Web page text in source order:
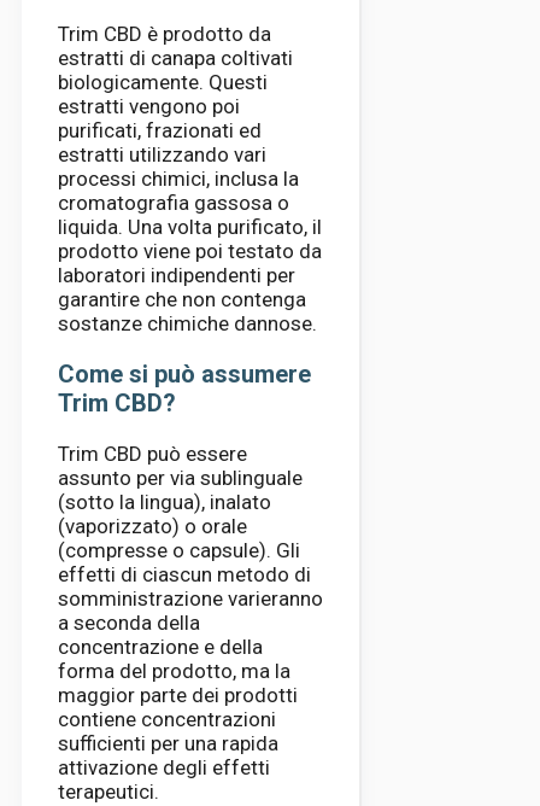
Trim CBD è prodotto da
estratti di canapa coltivati ​​
biologicamente. Questi
estratti vengono poi
purificati, frazionati ed
estratti utilizzando vari
processi chimici, inclusa la
cromatografia gassosa o
liquida. Una volta purificato, il
prodotto viene poi testato da
laboratori indipendenti per
garantire che non contenga
sostanze chimiche dannose.
Come si può assumere
Trim CBD?
Trim CBD può essere
assunto per via sublinguale
(sotto la lingua), inalato
(vaporizzato) o orale
(compresse o capsule). Gli
effetti di ciascun metodo di
somministrazione varieranno
a seconda della
concentrazione e della
forma del prodotto, ma la
maggior parte dei prodotti
contiene concentrazioni
sufficienti per una rapida
attivazione degli effetti
terapeutici.